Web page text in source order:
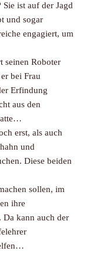
ist auf der Jagd
und sogar
engagiert, um
seinen Roboter
bei Frau
Erfindung
aus den
erst, als auch
und
Diese beiden
sollen, im
ihre
Da kann auch der